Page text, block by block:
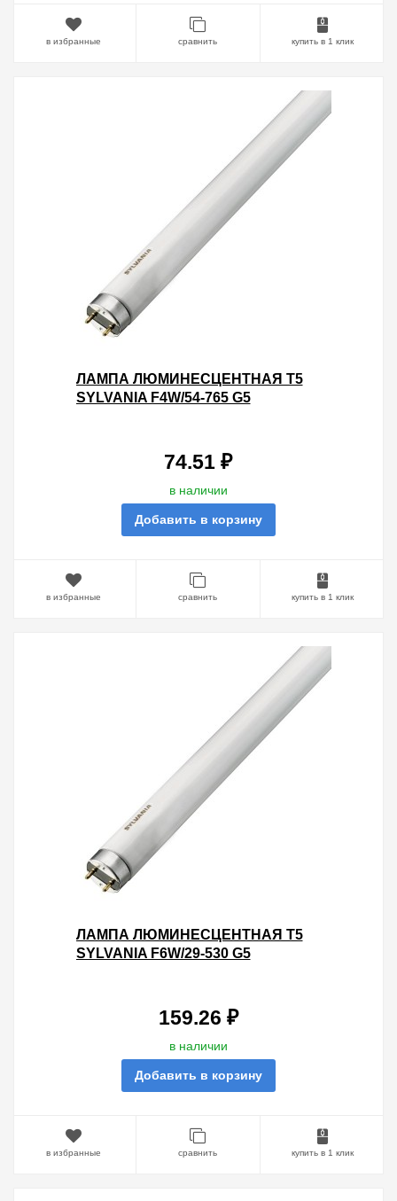
в избранные сравнить купить в 1 клик
ЛАМПА ЛЮМИНЕСЦЕНТНАЯ T5
SYLVANIA F4W/54-765 G5
74.51 ₽
в наличии
Добавить в корзину
в избранные сравнить купить в 1 клик
ЛАМПА ЛЮМИНЕСЦЕНТНАЯ T5
SYLVANIA F6W/29-530 G5
159.26 ₽
в наличии
Добавить в корзину
в избранные сравнить купить в 1 клик